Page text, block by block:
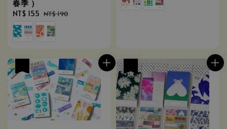
春季 ）
Sale
price
NT$ 155 Regular
price
NT$ 190